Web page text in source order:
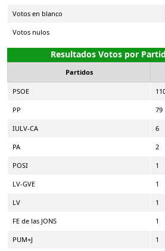
Votos en blanco
Votos nulos
Resultados Votos por
Partidos
PSOE
PP 79
IULV-CA 6
PA 2
POSI 1
LV-GVE 1
LV 1
FE de las JONS 1
PUM+J 1